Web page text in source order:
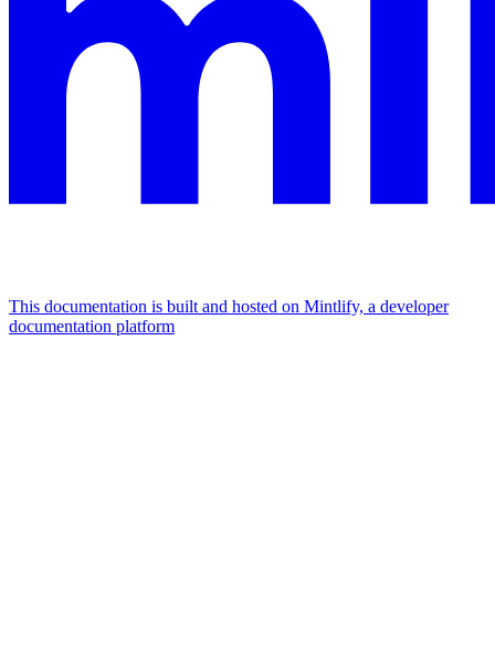
This documentation is built and hosted on Mintlify, a developer
documentation platform